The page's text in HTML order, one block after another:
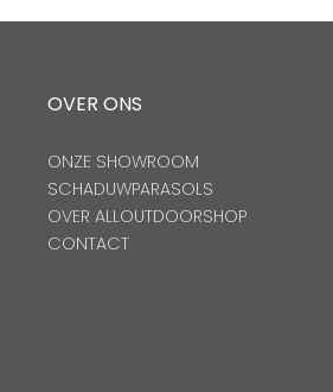
OVER ONS
ONZE SHOWROOM
SCHADUWPARASOLS
OVER ALLOUTDOORSHOP
CONTACT